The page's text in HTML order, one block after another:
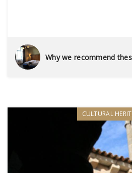
Why we recommend
CULTURAL